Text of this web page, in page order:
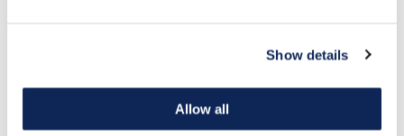
Show details
Allow all